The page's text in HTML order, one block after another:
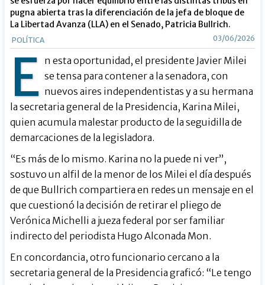
pugna abierta tras la diferenciación de la jefa de bloque de
La Libertad Avanza (LLA) en el Senado, Patricia Bullrich.
POLÍTICA 03/06/2026
E n esta oportunidad, el presidente Javier Milei
se tensa para contener a la senadora, con
nuevos aires independentistas y a su hermana
la secretaria general de la Presidencia, Karina Milei,
quien acumula malestar producto de la seguidilla de
demarcaciones de la legisladora.
“Es más de lo mismo. Karina no la puede ni ver”,
sostuvo un alfil de la menor de los Milei el día después
de que Bullrich compartiera en redes un mensaje en el
que cuestionó la decisión de retirar el pliego de
Verónica Michelli a jueza federal por ser familiar
indirecto del periodista Hugo Alconada Mon.
En concordancia, otro funcionario cercano a la
secretaria general de la Presidencia graficó: “Le tengo